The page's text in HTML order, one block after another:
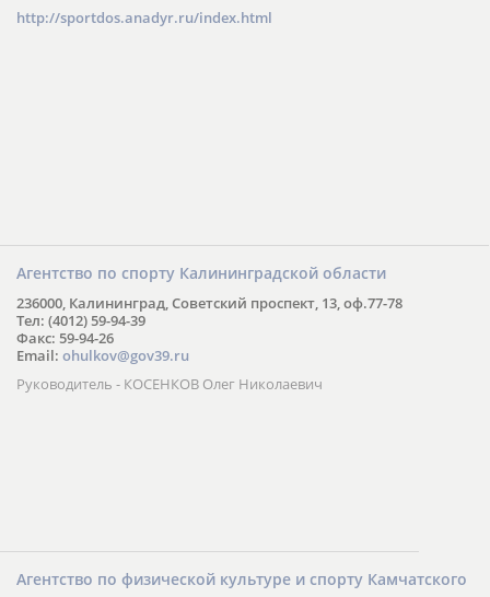
http://sportdos.anadyr.ru/index.html
Агентство по спорту Калининградской области
236000, Калининград, Советский проспект, 13, оф.77-78
Тел: (4012) 59-94-39
Факс: 59-94-26
Email: ohulkov@gov39.ru
Руководитель - КОСЕНКОВ Олег Николаевич
Агентство по физической культуре и спорту Камчатского